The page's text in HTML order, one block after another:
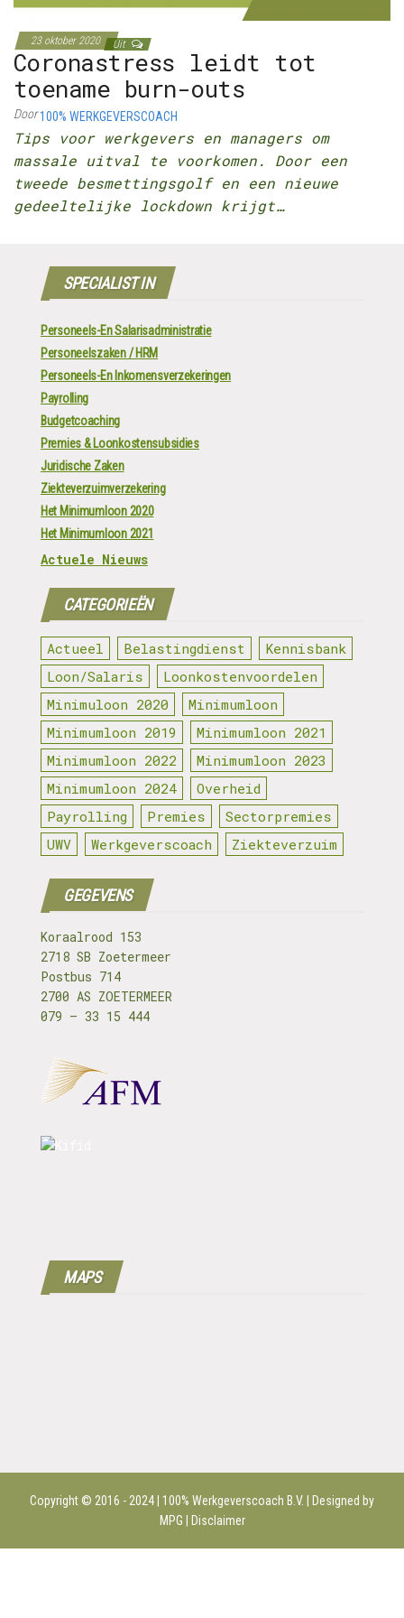
23 oktober 2020 Uit
Coronastress leidt tot
toename burn-outs
Door100% WERKGEVERSCOACH
Tips voor werkgevers en managers om
massale uitval te voorkomen. Door een
tweede besmettingsgolf en een nieuwe
gedeeltelijke lockdown krijgt…
SPECIALIST IN
Personeels-En Salarisadministratie
Personeelszaken / HRM
Personeels-En Inkomensverzekeringen
Payrolling
Budgetcoaching
Premies & Loonkostensubsidies
Juridische Zaken
Ziekteverzuimverzekering
Het Minimumloon 2020
Het Minimumloon 2021
Actuele Nieuws
CATEGORIEËN
Actueel Belastingdienst
Kennisbank
Loon/Salaris
Loonkostenvoordelen
Minimuloon 2020
Minimumloon
Minimumloon 2019
Minimumloon 2021
Minimumloon 2022
Minimumloon 2023
Minimumloon 2024
Overheid
Payrolling
Premies
Sectorpremies
UWV
Werkgeverscoach Ziekteverzuim
GEGEVENS
Koraalrood 153
2718 SB Zoetermeer
Postbus 714
2700 AS ZOETERMEER
079 – 33 15 444
MAPS
Copyright © 2016 - 2024 | 100% Werkgeverscoach B.V. | Designed by
MPG |
Disclaimer